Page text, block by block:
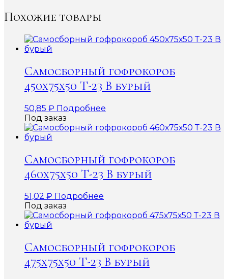
Похожие товары
Самосборный гофрокороб
450х75х50 Т-23 В бурый
50,85 ₽ Подробнее
Под заказ
Самосборный гофрокороб
460х75х50 Т-23 В бурый
51,02 ₽ Подробнее
Под заказ
Самосборный гофрокороб
475х75х50 Т-23 В бурый